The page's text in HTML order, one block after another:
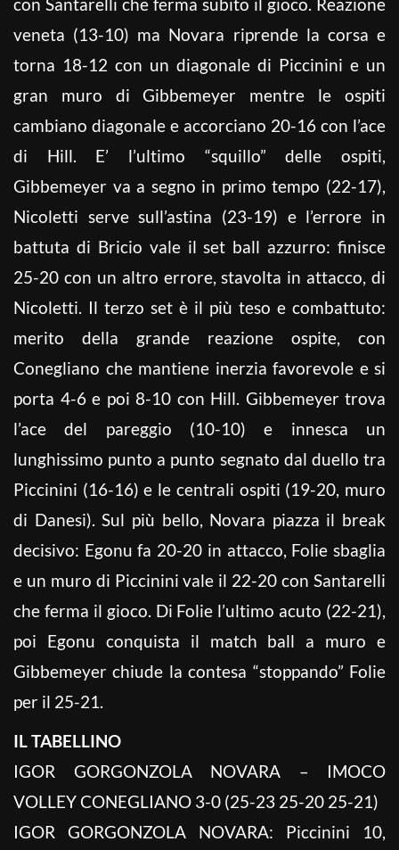
veneta (13-10) ma Novara riprende la corsa e
torna 18-12 con un diagonale di Piccinini e un
gran muro di Gibbemeyer mentre le ospiti
cambiano diagonale e accorciano 20-16 con l’ace
di Hill. E’ l’ultimo “squillo” delle ospiti,
Gibbemeyer va a segno in primo tempo (22-17),
Nicoletti serve sull’astina (23-19) e l’errore in
battuta di Bricio vale il set ball azzurro: finisce
25-20 con un altro errore, stavolta in attacco, di
Nicoletti. Il terzo set è il più teso e combattuto:
merito della grande reazione ospite, con
Conegliano che mantiene inerzia favorevole e si
porta 4-6 e poi 8-10 con Hill. Gibbemeyer trova
l’ace del pareggio (10-10) e innesca un
lunghissimo punto a punto segnato dal duello tra
Piccinini (16-16) e le centrali ospiti (19-20, muro
di Danesi). Sul più bello, Novara piazza il break
decisivo: Egonu fa 20-20 in attacco, Folie sbaglia
e un muro di Piccinini vale il 22-20 con Santarelli
che ferma il gioco. Di Folie l’ultimo acuto (22-21),
poi Egonu conquista il match ball a muro e
Gibbemeyer chiude la contesa “stoppando” Folie
per il 25-21.
IL TABELLINO
IGOR GORGONZOLA NOVARA – IMOCO
VOLLEY CONEGLIANO 3-0 (25-23 25-20 25-21)
IGOR GORGONZOLA NOVARA: Piccinini 10,